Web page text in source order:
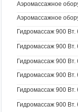
Аэромассажное
Аэромассажное
Гидромассаж 900 Вт.
Гидромассаж 900
Гидромассаж 900
Гидромассаж 900
Гидромассаж 900
Гидромассаж 900